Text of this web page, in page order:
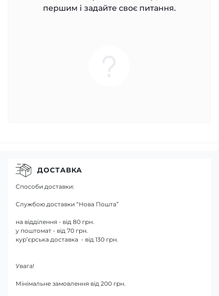
першим і задайте своє питання.
ДОСТАВКА
Способи доставки:
Службою доставки “Нова Пошта”
на відділення - від 80 грн.
у поштомат - від 70 грн.
кур’єрська доставка - від 130 грн.
Увага!
Мінімальне замовлення від 200 грн.